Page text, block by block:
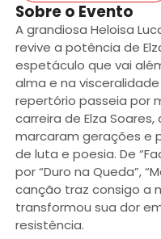
Sobre o Evento
A grandiosa Heloisa
revive a potência de
espetáculo que vai
alma e na
repertório passeia por
carreira de Elza
marcaram gerações e
de luta e poesia. De
por “Duro na Queda”,
canção traz consigo a
transformou sua dor
resistência.